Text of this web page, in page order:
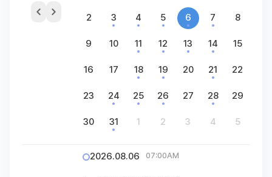
2 3 4 5 6 7 8
9 10 11 12 13 14 15
16 17 18 19 20 21 22
23 24 25 26 27 28 29
30 31 1 2 3 4 5
2026.08.06 07:00AM